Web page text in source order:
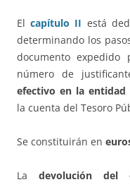
Elcapítulo II está
determinando los
documento
número de
efectivo en la entidad
la cuenta del Tesoro
Se constituirán en
La devolución del